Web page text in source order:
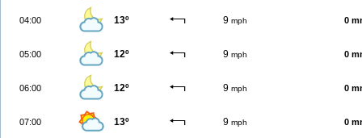
04:00 13º 9 mph 0
05:00 12º 9 mph 0
06:00 12º 9 mph 0
07:00 13º 9 mph 0